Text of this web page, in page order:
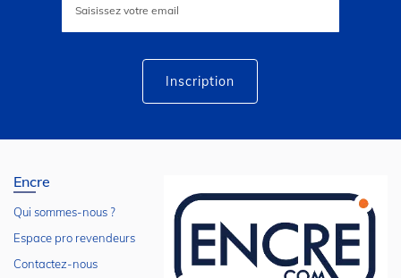
lettre
Inscription
Encre
Qui sommes-nous ?
Espace pro revendeurs
Contactez-nous